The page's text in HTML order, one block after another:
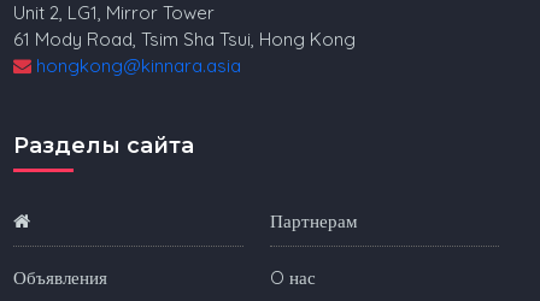
Unit 2, LG1, Mirror Tower
61 Mody Road, Tsim Sha Tsui, Hong Kong
hongkong@kinnara.asia
Разделы сайта
Объявления
Партнерам
O нас